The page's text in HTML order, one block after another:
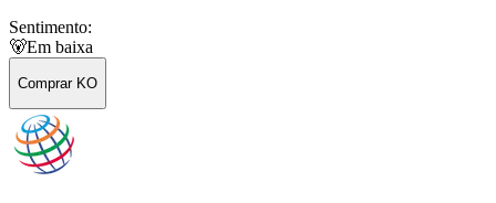
Sentimento:
🐻Em baixa
Comprar KO